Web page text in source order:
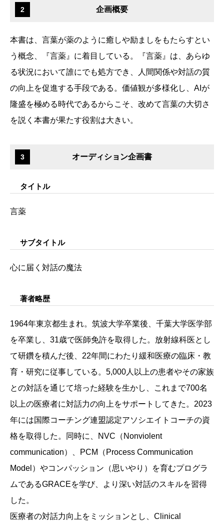
2 企画概要
本書は、言葉が薬のように癒しや励ましをもたらすとい
う概念、『言薬』に着目している。『言薬』は、あらゆ
る状況において誰にでも処方でき、人間関係や対話の質
の向上を促進する手段である。価値観が多様化し、AIが
隆盛を極める時代であるからこそ、改めて言葉の大切さ
を説く本書が果たす役割は大きい。
3 オーディション企画書
タイトル
言薬
サブタイトル
心に届く対話の魔法
著者略歴
1964年東京都生まれ。筑波大学卒業後、千葉大学医学部
を卒業し、31歳で医師免許を取得した。放射線科医とし
て研鑽を積んだ後、22年間にわたり緩和医療の臨床・教
育・研究に従事している。5,000人以上の患者やその家族
との対話を通じて培った経験を生かし、これまで700名
以上の医療者に対話力の向上をサポートしてきた。2023
年には国際コーチング連盟認定アソシエイトコーチの資
格を取得した。同時に、NVC（Nonviolent
communication）、PCM（Process Communication
Model）やコンパッション（思いやり）を育むプログラ
ムであるGRACEを学び、より深い対話のスキルを習得
した。
医療者の対話力向上をミッションとし、Clinical